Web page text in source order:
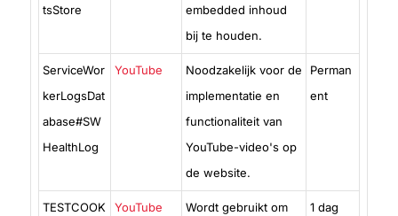
tsStore
embedded inhoud
bij te houden.
ServiceWor
kerLogsDat
abase#SW
HealthLog
YouTube
Noodzakelijk voor de
implementatie en
functionaliteit van
YouTube-video's op
de website.
Perman
ent
TESTCOOK
YouTube
Wordt gebruikt om
1 dag